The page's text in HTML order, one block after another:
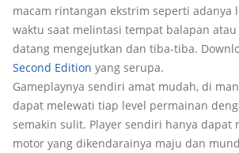
macam rintangan ekstrim seperti adanya
waktu saat melintasi tempat balapan
datang mengejutkan dan tiba-tiba.
Second Edition yang serupa.
Gameplaynya sendiri amat mudah, di
dapat melewati tiap level permainan
semakin sulit. Player sendiri hanya dapat
motor yang dikendarainya maju dan